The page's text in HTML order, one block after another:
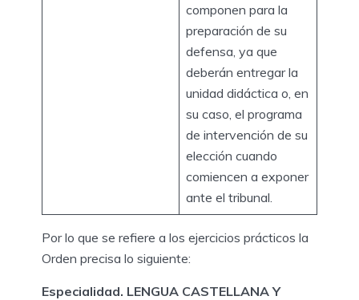
componen para la
preparación de su
defensa, ya que
deberán entregar la
unidad didáctica o, en
su caso, el programa
de intervención de su
elección cuando
comiencen a exponer
ante el tribunal.
Por lo que se refiere a los ejercicios prácticos la
Orden precisa lo siguiente:
Especialidad. LENGUA CASTELLANA Y